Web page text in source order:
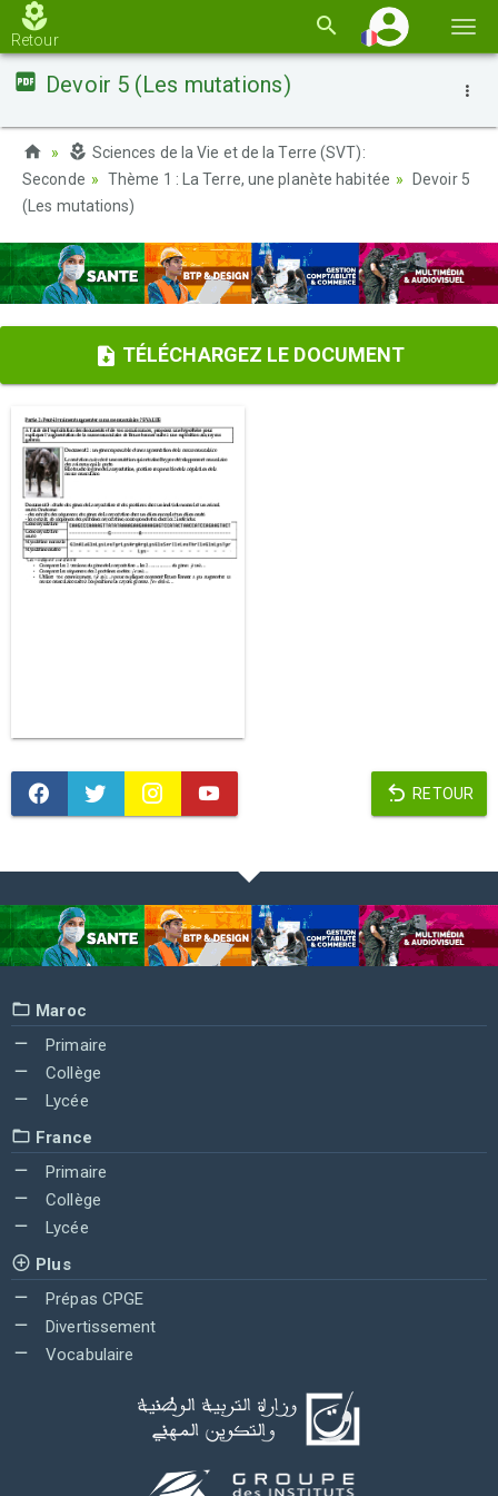
la
Retour
Devoir 5 (Les mutations)
Sciences de la Vie et de la Terre (SVT):
Seconde
Thème 1 : La Terre, une planète habitée
Devoir 5
(Les mutations)
TÉLÉCHARGEZ LE DOCUMENT
RETOUR
Maroc
Primaire
Collège
Lycée
France
Primaire
Collège
Lycée
Plus
Prépas CPGE
Divertissement
Vocabulaire